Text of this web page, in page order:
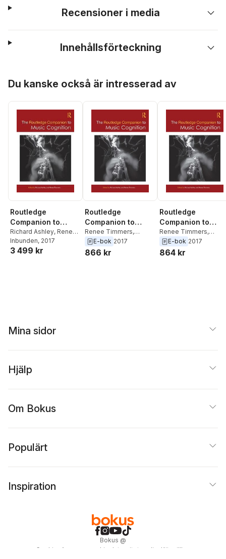
Recensioner i media
Innehållsförteckning
Du kanske också är intresserad av
Routledge
Companion to
Music Cognition
Richard Ashley, Renee
Timmers
Inbunden, 2017
3 499 kr
Routledge
Companion to
Music Cognition
Renee Timmers,
Richard Ashley
E-bok 2017
866 kr
Routledge
Companion to
Music Cognition
Renee Timmers,
Richard Ashley
E-bok 2017
864 kr
Mina sidor
Hjälp
Om Bokus
Populärt
Inspiration
Bokus @
Cookies
Anpassa cookies Integritetspolicy Köpvillkor